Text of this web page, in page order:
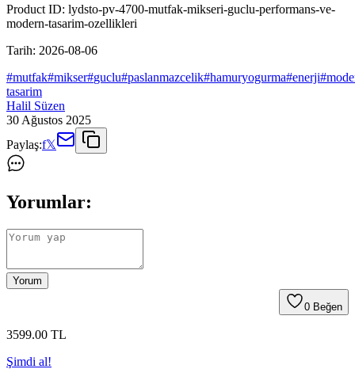
Product ID: lydsto-pv-4700-mutfak-mikseri-guclu-performans-ve-
modern-tasarim-ozellikleri
Tarih: 2026-08-06
#mutfak#mikser#guclu#paslanmazcelik#hamuryogurma#enerji#
tasarim
Halil Süzen
30 Ağustos 2025
Paylaş:f𝕏
Yorumlar:
Yorum
0 Beğen
3599.00 TL
Şimdi al!